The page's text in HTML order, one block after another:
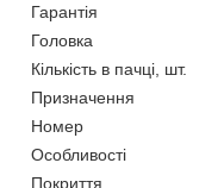
Гарантія
Головка
Кількість в пачці, шт.
Призначення
Номер
Особливості
Покриття